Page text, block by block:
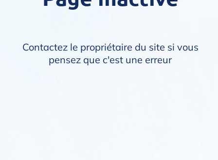
Contactez le propriétaire du site si vous
pensez que c'est une erreur